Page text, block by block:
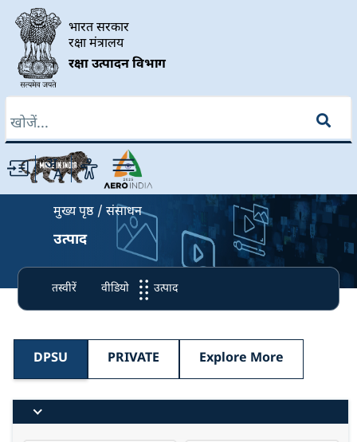
Skip to main content
भारत सरकार
रक्षा मंत्रालय
रक्षा उत्पादन विभाग
मुख्य पृष्ठ संसाधन
उत्पाद
तस्वीरें वीडियो उत्पाद
DPSU PRIVATE Explore More